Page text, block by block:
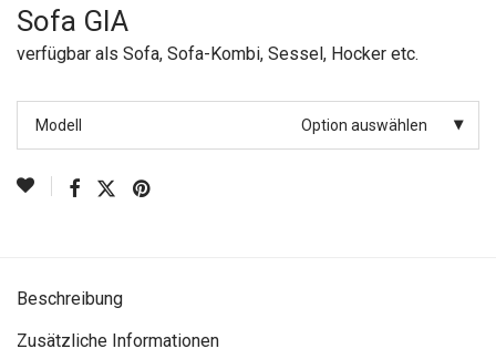
Sofa GIA
verfügbar als Sofa, Sofa-Kombi, Sessel, Hocker etc.
Modell Option auswählen
Beschreibung
Zusätzliche Informationen